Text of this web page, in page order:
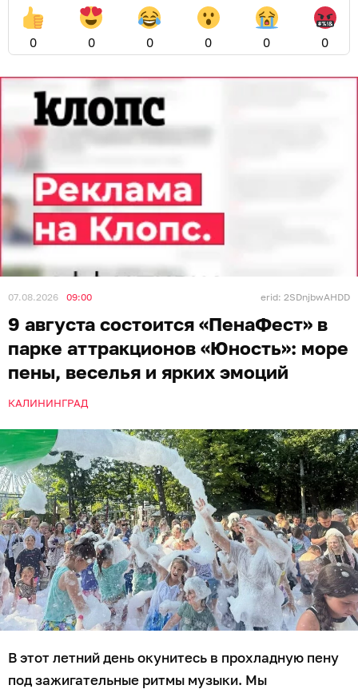
0 0 0 0 0 0
07.08.2026 09:00 erid: 2SDnjbwAHDD
9 августа состоится «ПенаФест» в
парке аттракционов «Юность»: море
пены, веселья и ярких эмоций
КАЛИНИНГРАД
В этот летний день окунитесь в прохладную пену
под зажигательные ритмы музыки. Мы